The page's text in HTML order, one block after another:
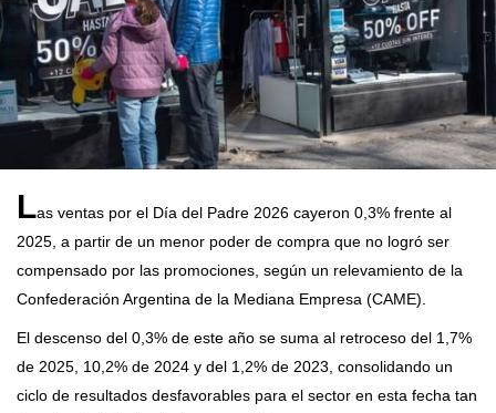
Las ventas por el Día del Padre 2026 cayeron 0,3% frente al
2025, a partir de un menor poder de compra que no logró ser
compensado por las promociones, según un relevamiento de la
Confederación Argentina de la Mediana Empresa (CAME).
El descenso del 0,3% de este año se suma al retroceso del 1,7%
de 2025, 10,2% de 2024 y del 1,2% de 2023, consolidando un
ciclo de resultados desfavorables para el sector en esta fecha tan